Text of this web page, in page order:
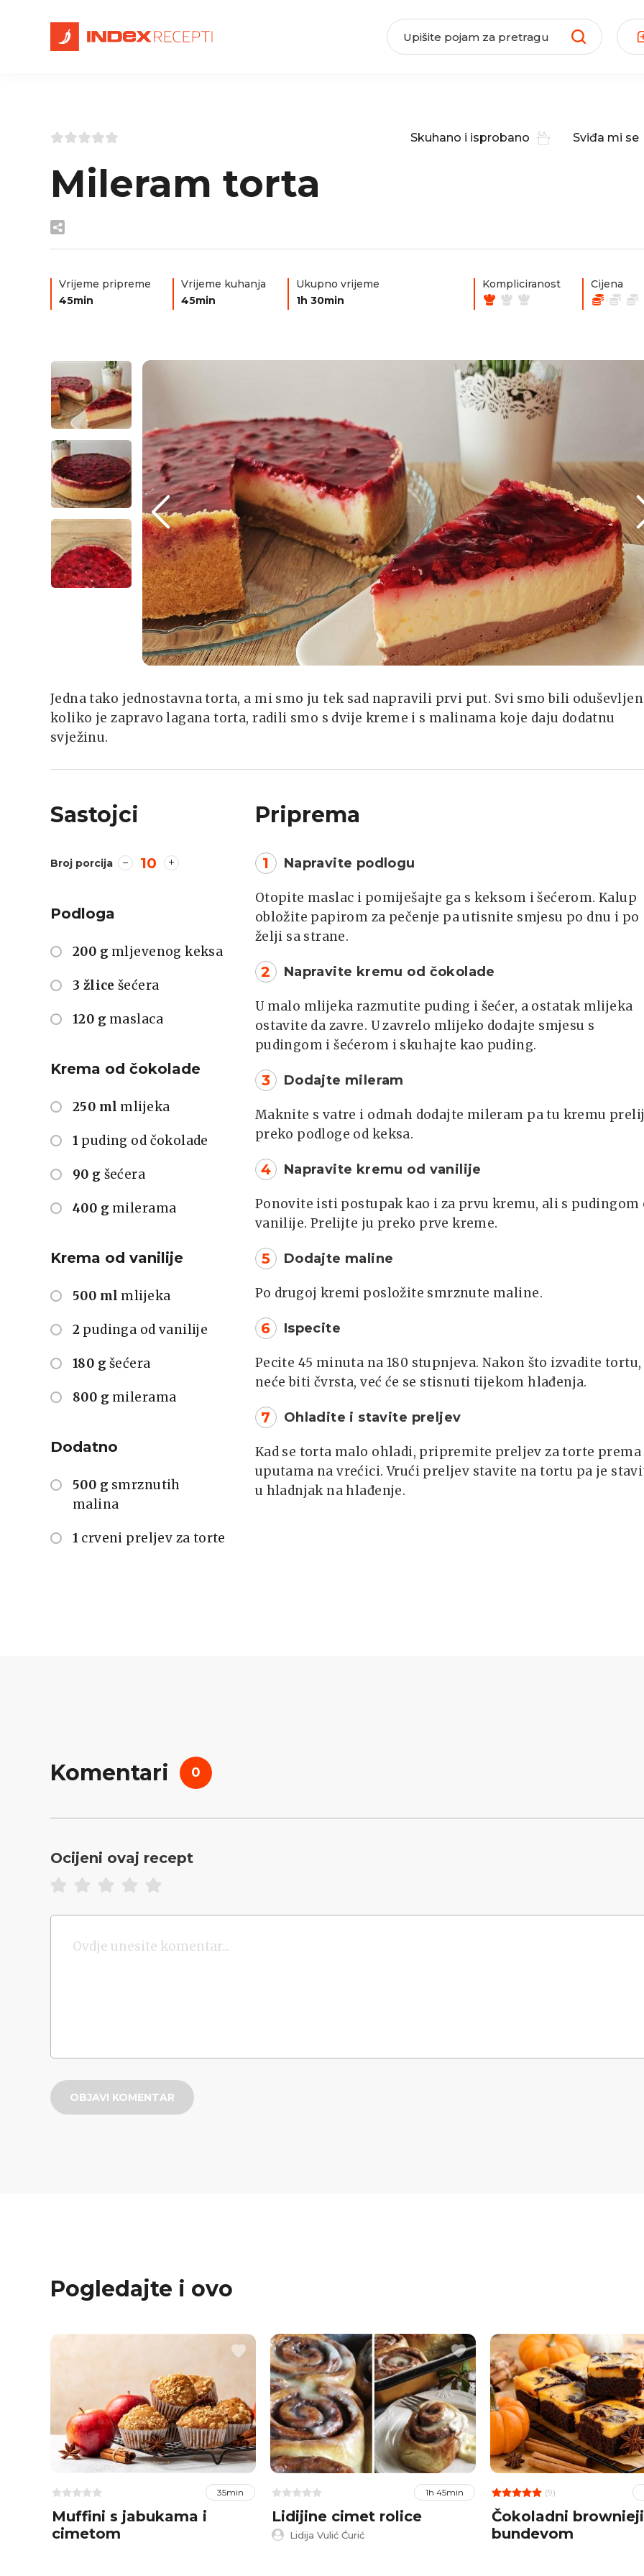
Skuhano i isprobano Sviđa mi se
Mileram torta
Vrijeme pripreme
45min
Vrijeme kuhanja
45min
Ukupno vrijeme
1h 30min
Kompliciranost Cijena
Jedna tako jednostavna torta, a mi smo ju tek sad napravili prvi put. Svi smo bili
koliko je zapravo lagana torta, radili smo s dvije kreme i s malinama koje daju dodatnu
svježinu.
Sastojci
Broj porcija 10
Podloga
200 g mljevenog keksa
3 žlice šećera
120 g maslaca
Krema od čokolade
250 ml mlijeka
1 puding od čokolade
90 g šećera
400 g milerama
Krema od vanilije
500 ml mlijeka
2 pudinga od vanilije
180 g šećera
800 g milerama
Dodatno
500 g smrznutih
malina
1 crveni preljev za torte
Priprema
1 Napravite podlogu
Otopite maslac i pomiješajte ga s keksom i šećerom. Kalup
obložite papirom za pečenje pa utisnite smjesu po dnu i po
želji sa strane.
2 Napravite kremu od čokolade
U malo mlijeka razmutite puding i šećer, a ostatak mlijeka
ostavite da zavre. U zavrelo mlijeko dodajte smjesu s
pudingom i šećerom i skuhajte kao puding.
3 Dodajte mileram
Maknite s vatre i odmah dodajte mileram pa tu kremu
preko podloge od keksa.
4 Napravite kremu od vanilije
Ponovite isti postupak kao i za prvu kremu, ali s pudingom
vanilije. Prelijte ju preko prve kreme.
5 Dodajte maline
Po drugoj kremi posložite smrznute maline.
6 Ispecite
Pecite 45 minuta na 180 stupnjeva. Nakon što izvadite tortu,
neće biti čvrsta, već će se stisnuti tijekom hlađenja.
7 Ohladite i stavite preljev
Kad se torta malo ohladi, pripremite preljev za torte prema
uputama na vrećici. Vrući preljev stavite na tortu pa je
u hladnjak na hlađenje.
Komentari 0
Ocijeni ovaj recept
OBJAVI KOMENTAR
Pogledajte i ovo
35min
Muffini s jabukama i
cimetom
1h 45min
Lidijine cimet rolice
Lidija Vulić Ćurić
(9)
Čokoladni
bundevom